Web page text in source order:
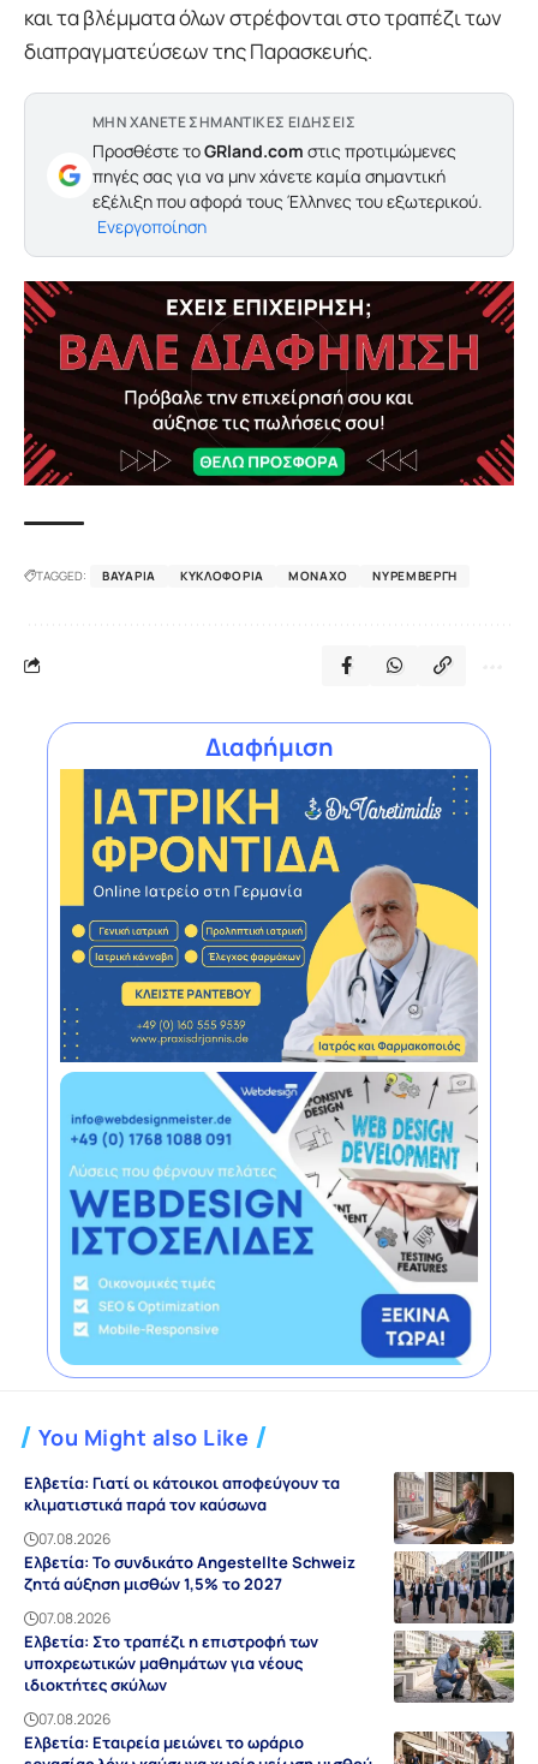
και τα βλέμματα όλων στρέφονται στο τραπέζι των
διαπραγματεύσεων της Παρασκευής.
ΜΗΝ ΧΑΝΕΤΕ ΣΗΜΑΝΤΙΚΕΣ ΕΙΔΗΣΕΙΣ
Προσθέστε τοGRland.com στις προτιμώμενες
πηγές σας για να μην χάνετε καμία σημαντική
εξέλιξη που αφορά τους Έλληνες του εξωτερικού.
Ενεργοποίηση
TAGGED: ΒΑΥΑΡΊΑ ΚΥΚΛΟΦΟΡΊΑ ΜΌΝΑΧΟ ΝΥΡΕΜΒΈΡΓΗ
Διαφήμιση
You Might also Like
Ελβετία: Γιατί οι κάτοικοι αποφεύγουν τα
κλιματιστικά παρά τον καύσωνα
07.08.2026
Ελβετία: Το συνδικάτο Angestellte Schweiz
ζητά αύξηση μισθών 1,5% το 2027
07.08.2026
Ελβετία: Στο τραπέζι η επιστροφή των
υποχρεωτικών μαθημάτων για νέους
ιδιοκτήτες σκύλων
07.08.2026
Ελβετία: Εταιρεία μειώνει το ωράριο